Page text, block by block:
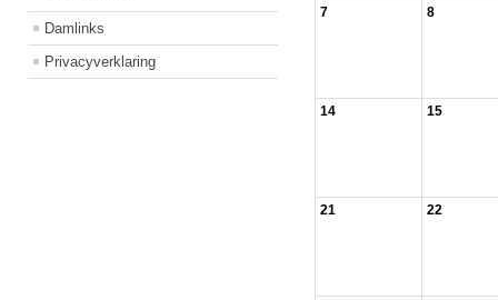
Damlinks
Privacyverklaring
7 8
14 15
21 22